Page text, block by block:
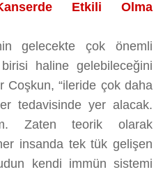
Etkili Olma
gelecekte çok önemli
haline gelebileceğini
Coşkun, “ileride çok daha
tedavisinde yer alacak.
Zaten teorik olarak
insanda tek tük gelişen
kendi immün sistemi